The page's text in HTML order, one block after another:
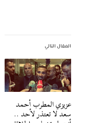
المقال التالي
عزيزي المطرب أحمد
سعد لا تعتذر لأحد ..